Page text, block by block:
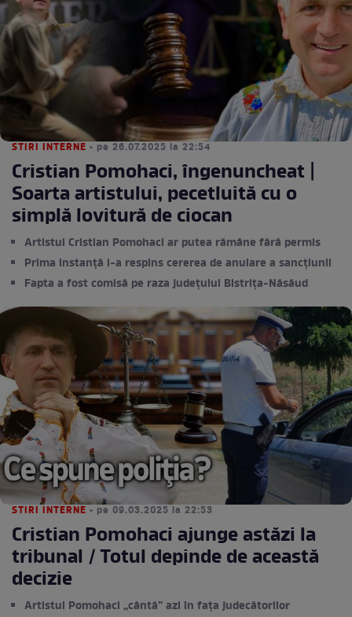
STIRI INTERNE • pe 26.07.2025 la 22:54
Cristian Pomohaci, îngenuncheat |
Soarta artistului, pecetluită cu o
simplă lovitură de ciocan
Artistul Cristian Pomohaci ar putea rămâne fără permis
Prima instanță i-a respins cererea de anulare a sancțiunii
Fapta a fost comisă pe raza județului Bistrița-Năsăud
STIRI INTERNE • pe 09.03.2025 la 22:53
Cristian Pomohaci ajunge astăzi la
tribunal / Totul depinde de această
decizie
Artistul Pomohaci „cântă” azi în fața judecătorilor